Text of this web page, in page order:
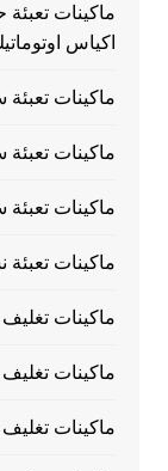
ماكينات
اكياس
ماكينات تعبئة
ماكينات تعبئة
ماكينات
ماكينات
ماكينات
ماكينات
ماكينات تغليف